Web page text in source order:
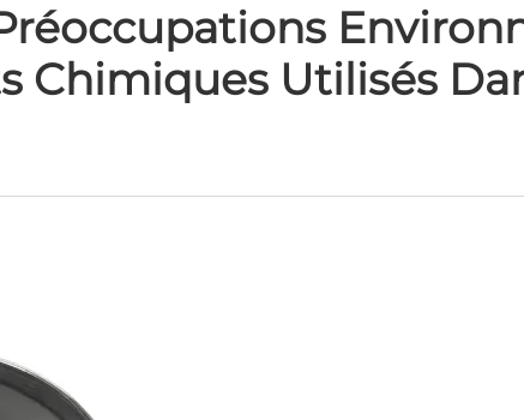
Chimiques Utilisés